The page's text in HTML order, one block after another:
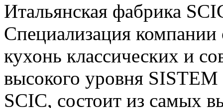
Итальянская фабрика
Специализация компании
кухонь классических и
высокого уровня
SCIC, состоит из самых